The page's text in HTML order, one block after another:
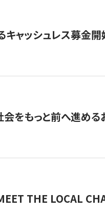
ャッシュレス募金
会をもっと前へ進め
THE LOCAL